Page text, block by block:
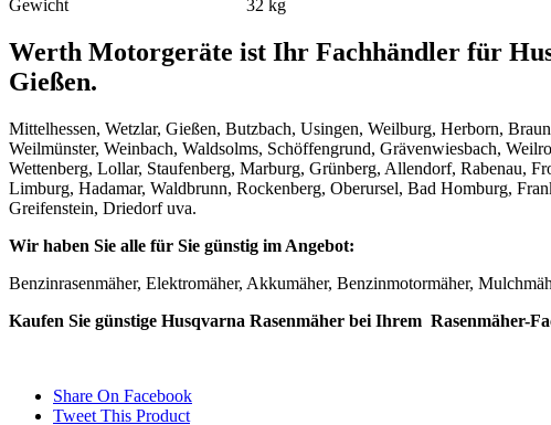
Gewicht
32 kg
Werth Motorgeräte ist Ihr Fachhändler für
Gießen.
Mittelhessen, Wetzlar, Gießen, Butzbach, Usingen, Weilburg, Herborn,
Weilmünster, Weinbach, Waldsolms, Schöffengrund, Grävenwiesbach,
Wettenberg, Lollar, Staufenberg, Marburg, Grünberg, Allendorf, Rabenau,
Limburg, Hadamar, Waldbrunn, Rockenberg, Oberursel, Bad Homburg,
Greifenstein, Driedorf uva.
Wir haben Sie alle für Sie günstig im Angebot:
Benzinrasenmäher, Elektromäher, Akkumäher, Benzinmotormäher,
Kaufen Sie günstige Husqvarna Rasenmäher bei Ihrem
Share On Facebook
Tweet This Product